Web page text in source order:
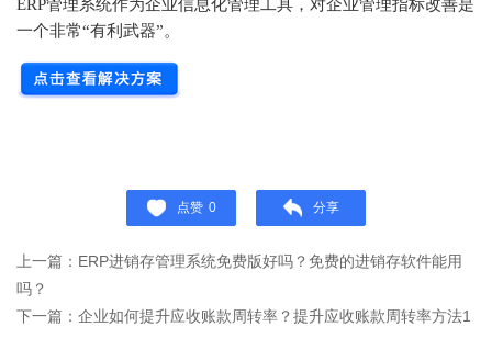
ERP管理系统作为企业信息化管理工具，对企业管理指标改善是
一个非常“有利武器”。
点赞 0 分享
上一篇：ERP进销存管理系统免费版好吗？免费的进销存软件能用
吗？
下一篇：企业如何提升应收账款周转率？提升应收账款周转率方法1